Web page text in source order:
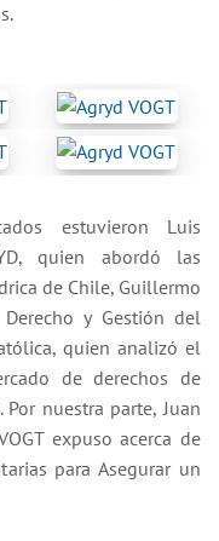
estuvieron Luis
quien abordó las
de Chile, Guillermo
y Gestión del
quien analizó el
de derechos de
nuestra parte, Juan
expuso acerca de
para Asegurar un